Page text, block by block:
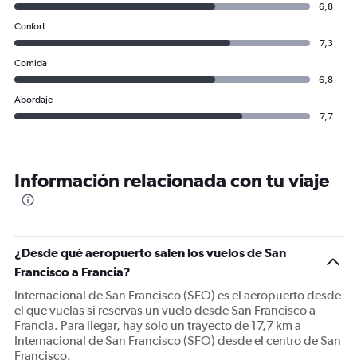
6,8
Confort
7,3
Comida
6,8
Abordaje
7,7
Información relacionada con tu viaje
¿Desde qué aeropuerto salen los vuelos de San
Francisco a Francia?
Internacional de San Francisco (SFO) es el aeropuerto desde
el que vuelas si reservas un vuelo desde San Francisco a
Francia. Para llegar, hay solo un trayecto de 17,7 km a
Internacional de San Francisco (SFO) desde el centro de San
Francisco.